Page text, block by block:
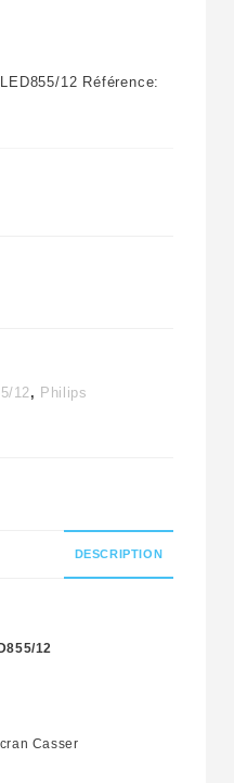
12 Référence:
12, Philips
DESCRIPTION
12
Casser